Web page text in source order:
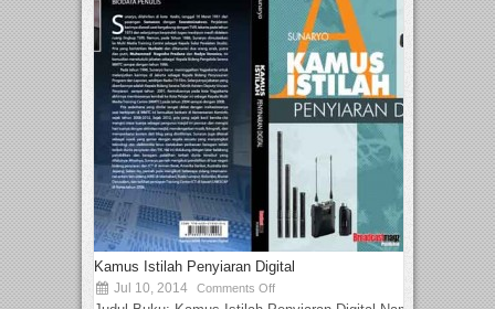
Kamus Istilah Penyiaran Digital
Jul 10, 2014 Comments Off